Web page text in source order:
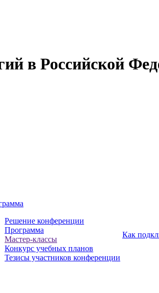
в Российской
Решение конференции
Программа
Мастер-классы
Конкурс учебных планов
Тезисы участников конференции
Как